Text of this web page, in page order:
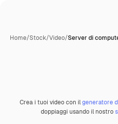
Home/Stock/Video/Server di
Premium
Crea i tuoi video con ilgeneratore
doppiaggi usando il nostro